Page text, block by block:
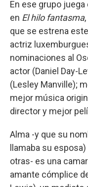
En ese grupo
en El hilo fantasma
que se estrena
actriz
nominaciones al
actor (Daniel Day-
(Lesley Manville);
mejor música
director y mejor
Alma -y que su
llamaba su
otras- es una
amante cómplice